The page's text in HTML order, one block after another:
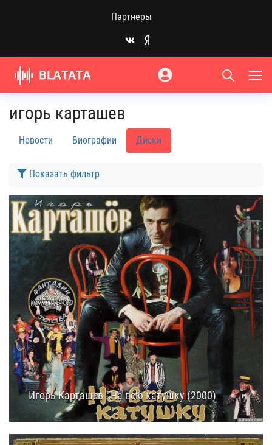
Партнеры
игорь карташев
Новости Биографии Диски
Показать фильтр
Игорь Карташев - На всю катушку (2000)
24.09.2025 13:55